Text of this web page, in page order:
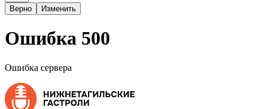
Верно Изменить
Ошибка 500
Ошибка сервера